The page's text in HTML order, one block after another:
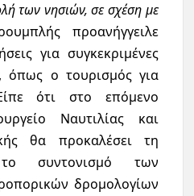
των νησιών, σε σχέση με
προανήγγειλε
για συγκεκριμένες
όπως ο τουρισμός για
ότι στο επόμενο
Ναυτιλίας και
θα προκαλέσει τη
συντονισμό των
δρομολογίων